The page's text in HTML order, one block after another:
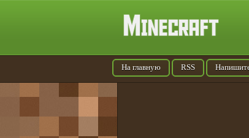
На главную RSS